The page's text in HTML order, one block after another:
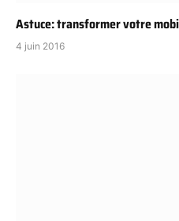
Astuce: transformer votre
4 juin 2016